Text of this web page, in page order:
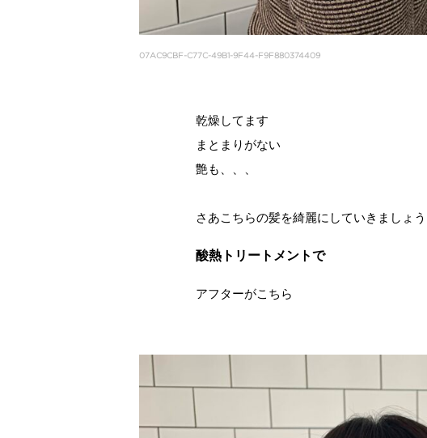
07AC9CBF-C77C-49B1-9F44-F9F880374409
乾燥してます
まとまりがない
艶も、、、
さあこちらの髪を綺麗にしていきましょう
酸熱トリートメントで
アフターがこちら